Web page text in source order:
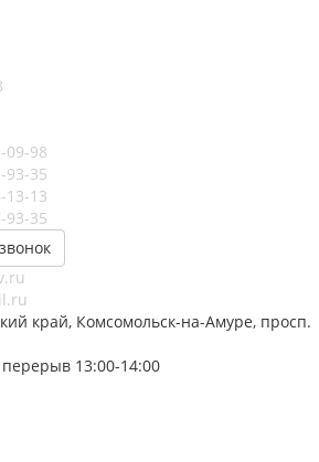
09-98
93-35
13-13
93-35
край, Комсомольск-на-Амуре, просп.
13:00-14:00